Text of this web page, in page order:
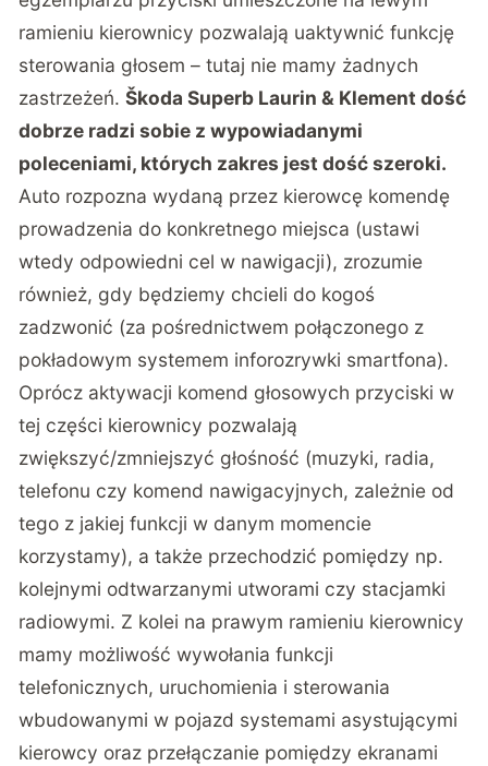
ramieniu kierownicy pozwalają uaktywnić funkcję
sterowania głosem – tutaj nie mamy żadnych
zastrzeżeń.Škoda Superb Laurin & Klement dość
dobrze radzi sobie z wypowiadanymi
poleceniami, których zakres jest dość szeroki.
Auto rozpozna wydaną przez kierowcę komendę
prowadzenia do konkretnego miejsca (ustawi
wtedy odpowiedni cel w nawigacji), zrozumie
również, gdy będziemy chcieli do kogoś
zadzwonić (za pośrednictwem połączonego z
pokładowym systemem inforozrywki smartfona).
Oprócz aktywacji komend głosowych przyciski w
tej części kierownicy pozwalają
zwiększyć/zmniejszyć głośność (muzyki, radia,
telefonu czy komend nawigacyjnych, zależnie od
tego z jakiej funkcji w danym momencie
korzystamy), a także przechodzić pomiędzy np.
kolejnymi odtwarzanymi utworami czy stacjamki
radiowymi. Z kolei na prawym ramieniu kierownicy
mamy możliwość wywołania funkcji
telefonicznych, uruchomienia i sterowania
wbudowanymi w pojazd systemami asystującymi
kierowcy oraz przełączanie pomiędzy ekranami